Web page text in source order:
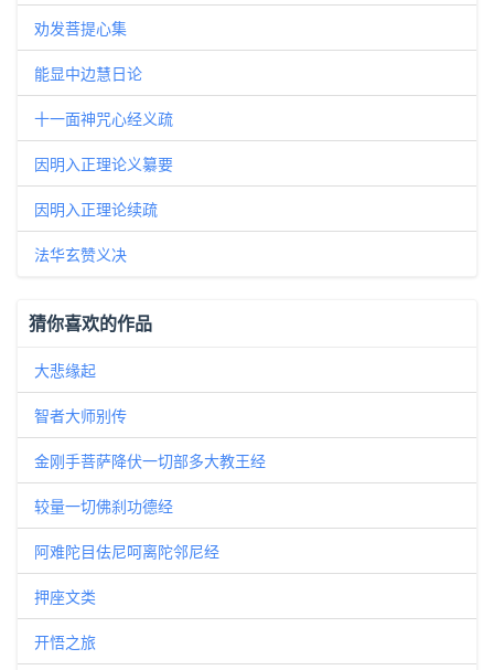
劝发菩提心集
能显中边慧日论
十一面神咒心经义疏
因明入正理论义纂要
因明入正理论续疏
法华玄赞义决
猜你喜欢的作品
大悲缘起
智者大师别传
金刚手菩萨降伏一切部多大教王经
较量一切佛刹功德经
阿难陀目佉尼呵离陀邻尼经
押座文类
开悟之旅